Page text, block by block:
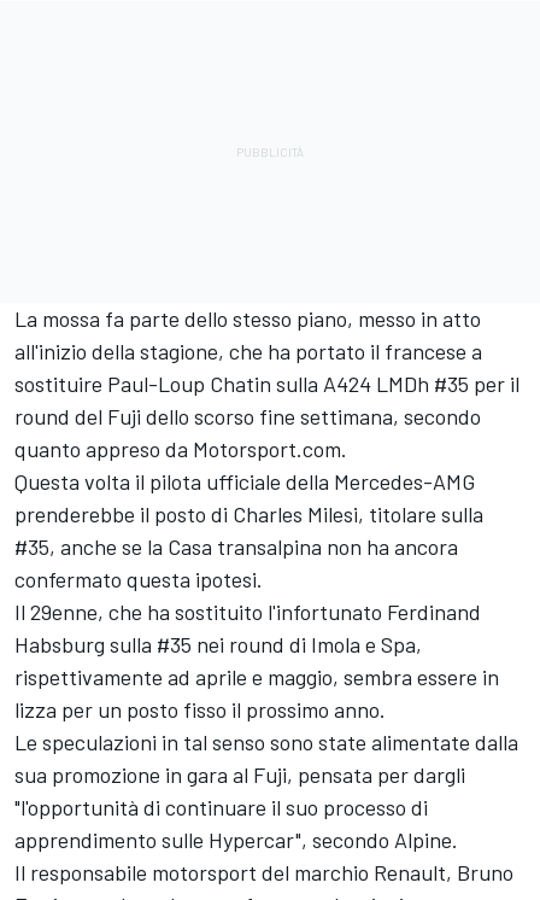
La mossa fa parte dello stesso piano, messo in atto
all'inizio della stagione, che ha portato il francese a
sostituire Paul-Loup Chatin sulla A424 LMDh #35 per il
round del Fuji dello scorso fine settimana, secondo
quanto appreso da Motorsport.com.
Questa volta il pilota ufficiale della Mercedes-AMG
prenderebbe il posto di Charles Milesi, titolare sulla
#35, anche se la Casa transalpina non ha ancora
confermato questa ipotesi.
Il 29enne, che ha sostituito l'infortunato Ferdinand
Habsburg sulla #35 nei round di Imola e Spa,
rispettivamente ad aprile e maggio, sembra essere in
lizza per un posto fisso il prossimo anno.
Le speculazioni in tal senso sono state alimentate dalla
sua promozione in gara al Fuji, pensata per dargli
"l'opportunità di continuare il suo processo di
apprendimento sulle Hypercar", secondo Alpine.
Il responsabile motorsport del marchio Renault, Bruno